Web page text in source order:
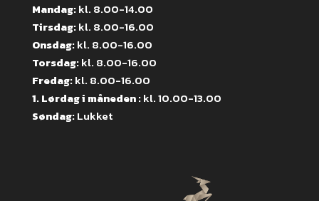
Mandag:kl. 8.00-14.00
Tirsdag:kl. 8.00-16.00
Onsdag:kl. 8.00-16.00
Torsdag:kl. 8.00-16.00
Fredag:kl. 8.00-16.00
1. Lørdag i måneden :kl. 10.00-13.00
Søndag:Lukket